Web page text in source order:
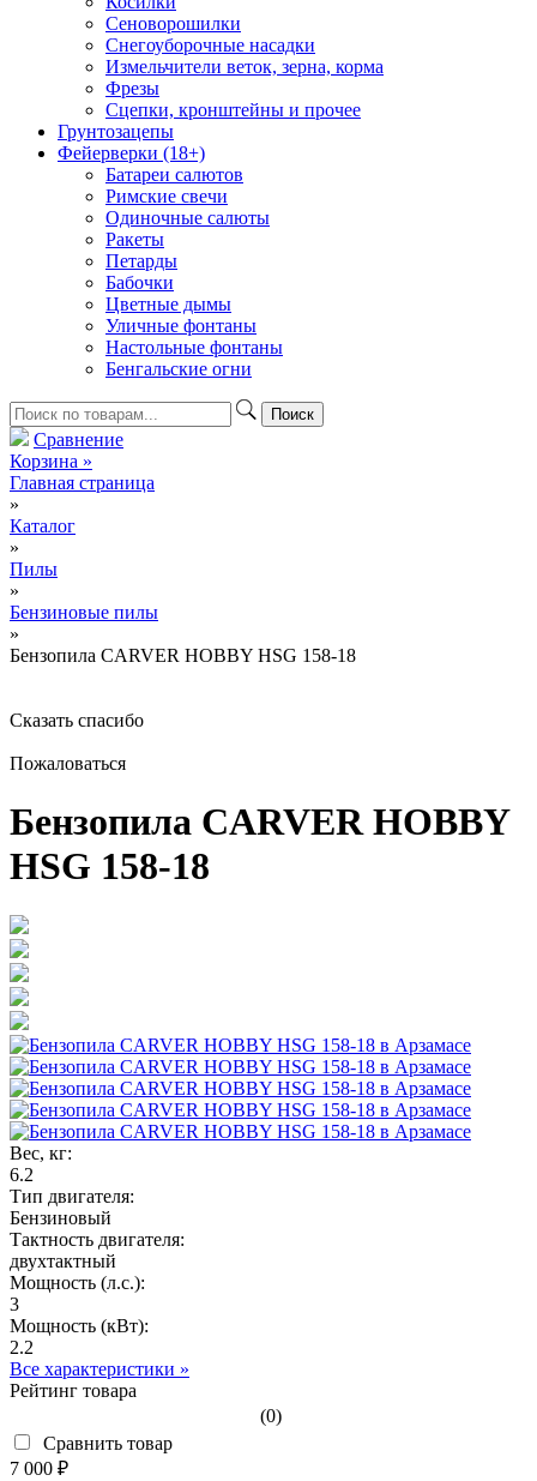
Сеноворошилки
Снегоуборочные насадки
Измельчители веток, зерна, корма
Фрезы
Сцепки, кронштейны и прочее
Грунтозацепы
Фейерверки (18+)
Батареи салютов
Римские свечи
Одиночные салюты
Ракеты
Петарды
Бабочки
Цветные дымы
Уличные фонтаны
Настольные фонтаны
Бенгальские огни
Сравнение
Корзина »
Главная страница
»
Каталог
»
Пилы
»
Бензиновые пилы
»
Бензопила CARVER HOBBY HSG 158-18
Сказать спасибо
Пожаловаться
Бензопила CARVER HOBBY
HSG 158-18
Вес, кг:
6.2
Тип двигателя:
Бензиновый
Тактность двигателя:
двухтактный
Мощность (л.с.):
3
Мощность (кВт):
2.2
Все характеристики »
Рейтинг товара
(0)
Сравнить товар
7 000 ₽